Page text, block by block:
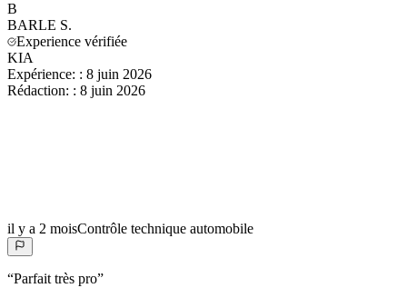
B
BARLE S.
Experience vérifiée
KIA
Expérience: : 8 juin 2026
Rédaction: : 8 juin 2026
il y a 2 moisContrôle technique automobile
“Parfait très pro”